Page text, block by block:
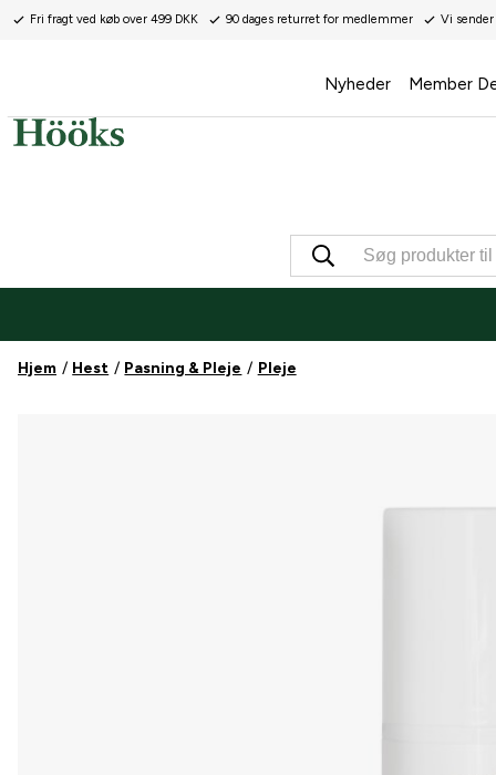
Fri fragt ved køb over 499 DKK 90 dages returret for medlemmer Vi
Nyheder Member
Hjem Hest Pasning & Pleje Pleje